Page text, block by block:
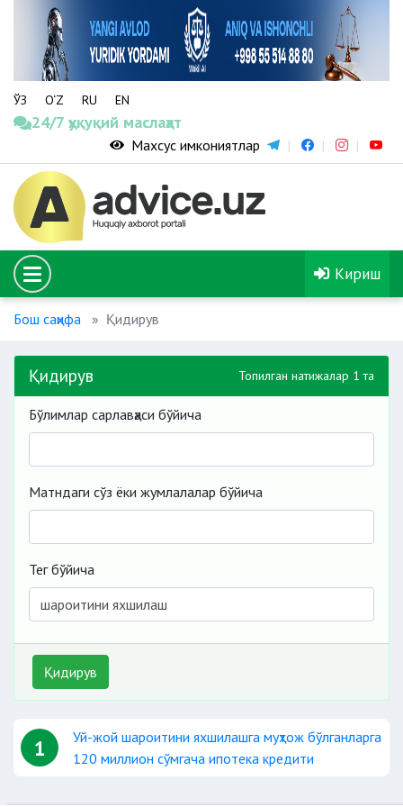
ЎЗ O‘Z RU EN
24/7 ҳуқуқий маслаҳат
Махсус имкониятлар
Кириш
Бош саҳифа Қидирув
Қидирув Топилган натижалар 1 та
Бўлимлар сарлавҳаси бўйича
Матндаги сўз ёки жумлалалар бўйича
Тег бўйича
Қидирув
1
Уй-жой шароитини яхшилашга муҳтож бўлганларга
120 миллион сўмгача ипотека кредити